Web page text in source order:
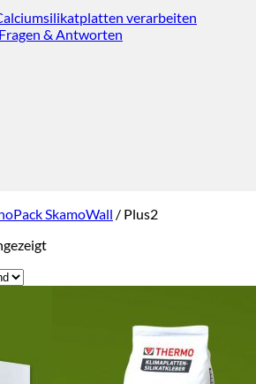
verarbeiten
& Antworten
SkamoWall / Plus2
Nach